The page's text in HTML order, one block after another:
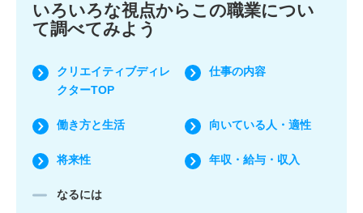
いろいろな視点からこの職業につい
て調べてみよう
クリエイティブディレ
クターTOP
仕事の内容
働き方と生活 向いている人・適性
将来性 年収・給与・収入
なるには